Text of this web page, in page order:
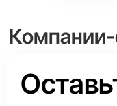
Компании-
Каждый год